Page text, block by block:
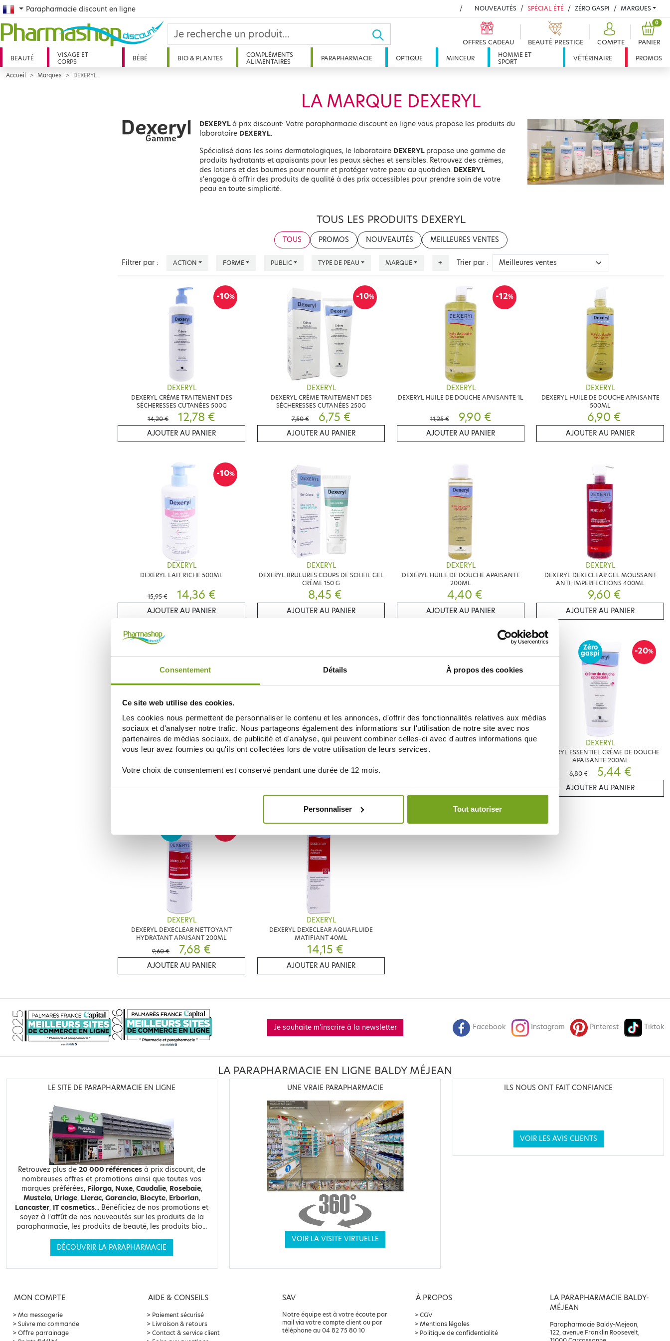
Consentement Détails À propos des cookies
Ce site web utilise des cookies.
Les cookies nous permettent de personnaliser le contenu et les annonces, d'offrir des fonctionnalités relatives aux médias
sociaux et d'analyser notre trafic. Nous partageons également des informations sur l'utilisation de notre site avec nos
partenaires de médias sociaux, de publicité et d'analyse, qui peuvent combiner celles-ci avec d'autres informations que
vous leur avez fournies ou qu'ils ont collectées lors de votre utilisation de leurs services.
Votre choix de consentement est conservé pendant une durée de 12 mois.
Personnaliser Tout autoriser
French
Parapharmacie discount en ligne NOUVEAUTÉS SPÉCIAL ÉTÉ ZÉRO GASPI MARQUES
OFFRES CADEAU BEAUTÉ PRESTIGE COMPTE PANIER
0
BEAUTÉ
VISAGE ET
CORPS
BÉBÉ BIO & PLANTES
COMPLÉMENTS
ALIMENTAIRES
PARAPHARMACIE OPTIQUE MINCEUR
HOMME ET
SPORT
VÉTÉRINAIRE PROMOS
Accueil Marques DEXERYL
LA MARQUE DEXERYL
DEXERYLà prix discount: Votre parapharmacie discount en ligne vous propose les produits du
laboratoire DEXERYL.
Spécialisé dans les soins dermatologiques, le laboratoire DEXERYL propose une gamme de
produits hydratants et apaisants pour les peaux sèches et sensibles. Retrouvez des crèmes,
des lotions et des baumes pour nourrir et protéger votre peau au quotidien. DEXERYL
s'engage à offrir des produits de qualité à des prix accessibles pour prendre soin de votre
peau en toute simplicité.
TOUS LES PRODUITS DEXERYL
TOUS PROMOS NOUVEAUTÉS MEILLEURES VENTES
Filtrer par : ACTION FORME PUBLIC TYPE DE PEAU MARQUE + Trier par :
-10%
DEXERYL
DEXERYL CRÈME TRAITEMENT DES
SÉCHERESSES CUTANÉES 500G
14,20 €
12,78 €
AJOUTER AU PANIER
-10%
DEXERYL
DEXERYL CRÈME TRAITEMENT DES
SÉCHERESSES CUTANÉES 250G
7,50 €
6,75 €
AJOUTER AU PANIER
-12%
DEXERYL
DEXERYL HUILE DE DOUCHE APAISANTE 1L
11,25 € 9,90 €
AJOUTER AU PANIER
DEXERYL
DEXERYL HUILE DE DOUCHE APAISANTE
500ML
6,90 €
AJOUTER AU PANIER
-10%
DEXERYL
DEXERYL LAIT RICHE 500ML
15,95 € 14,36 €
AJOUTER AU PANIER
DEXERYL
DEXERYL BRULURES COUPS DE SOLEIL GEL
CRÈME 150 G
8,45 €
AJOUTER AU PANIER
DEXERYL
DEXERYL HUILE DE DOUCHE APAISANTE
200ML
4,40 €
AJOUTER AU PANIER
DEXERYL
DEXERYL DEXECLEAR GEL MOUSSANT
ANTI-IMPERFECTIONS 400ML
9,60 €
AJOUTER AU PANIER
DEXERYL
DEXERYL ESSENTIEL CREME DE DOUCHE
9,69 €
8,72 €
AJOUTER AU PANIER
DEXERYL
DEXERYL DEXECLEAR NETTOYANT
12,80 €
AJOUTER AU PANIER
DEXERYL
DEXERYL DEXECLEAR GEL MOUSSANT
AJOUTER AU PANIER
-20%
Zéro
gaspi
DEXERYL
DEXERYL ESSENTIEL CRÈME DE DOUCHE
APAISANTE 200ML
6,80 €
5,44 €
AJOUTER AU PANIER
DEXERYL
DEXERYL DEXECLEAR NETTOYANT
HYDRATANT APAISANT 200ML
9,60 €
7,68 €
AJOUTER AU PANIER
DEXERYL
DEXERYL DEXECLEAR AQUAFLUIDE
MATIFIANT 40ML
14,15 €
AJOUTER AU PANIER
Je souhaite m'inscrire à la newsletter Facebook Instagram Pinterest Tiktok
LA PARAPHARMACIE EN LIGNE BALDY MÉJEAN
LE SITE DE PARAPHARMACIE EN LIGNE
Retrouvez plus de 20 000 références à prix discount, de
nombreuses offres et promotions ainsi que toutes vos
marques préférées, Filorga, Nuxe, Caudalie, Rosebaie,
Mustela, Uriage, Lierac, Garancia, Biocyte, Erborian,
Lancaster, IT cosmetics... Bénéficiez de nos promotions et
soyez à l'affût de nos nouveautés sur les produits de la
parapharmacie, les produits de beauté, les produits bio...
DÉCOUVRIR LA PARAPHARMACIE
UNE VRAIE PARAPHARMACIE
VOIR LA VISITE VIRTUELLE
ILS NOUS ONT FAIT CONFIANCE
VOIR LES AVIS CLIENTS
MON COMPTE
Ma messagerie
Suivre ma commande
Offre parrainage
AIDE & CONSEILS
Paiement sécurisé
Livraison & retours
Contact & service client
SAV
Notre équipe est à votre écoute par
mail via votre compte client ou par
téléphone au 04 82 75 80 10
À PROPOS
CGV
Mentions légales
Politique de confidentialité
LA PARAPHARMACIE BALDY-
MÉJEAN
Parapharmacie Baldy-Mejean,
122, avenue Franklin Roosevelt,